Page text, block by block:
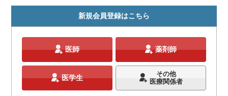
新規会員登録はこちら
医師 薬剤師
医学生
その他
医療関係者